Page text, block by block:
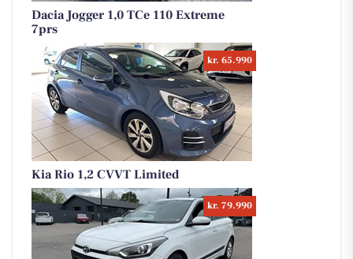
Dacia Jogger 1,0 TCe 110 Extreme
7prs
kr. 65.990
Kia Rio 1,2 CVVT Limited
kr. 79.990